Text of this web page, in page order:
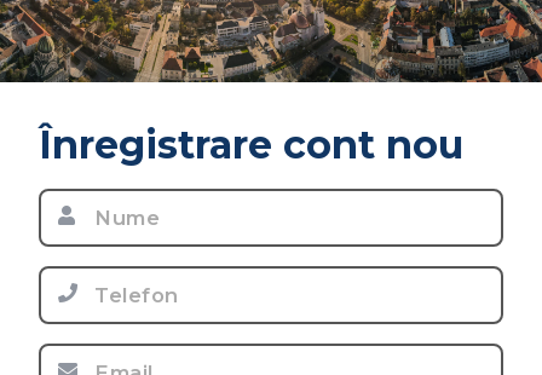
Înregistrare cont nou